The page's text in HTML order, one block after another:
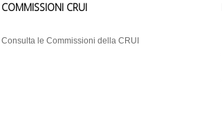
COMMISSIONI CRUI
Consulta le Commissioni della CRUI